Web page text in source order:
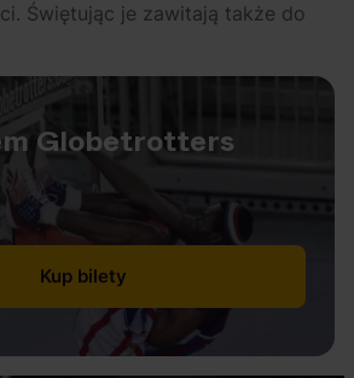
Świętując je zawitają także do
Globetrotters
Kup bilety